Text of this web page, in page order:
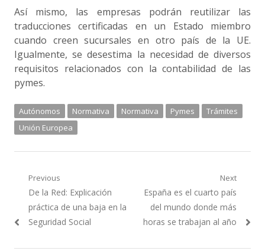
Así mismo, las empresas podrán reutilizar las
traducciones certificadas en un Estado miembro
cuando creen sucursales en otro país de la UE.
Igualmente, se desestima la necesidad de diversos
requisitos relacionados con la contabilidad de las
pymes.
Autónomos Normativa Normativa Pymes
Trámites
Unión Europea
Navegación
de
entradas
Previous
Previous
post:
De la Red: Explicación
práctica de una baja en la
Seguridad Social
Next
Next
post:
España es el cuarto país
del mundo donde más
horas se trabajan al año